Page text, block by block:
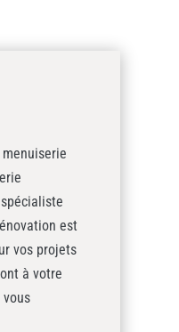
est
vos projets
à votre